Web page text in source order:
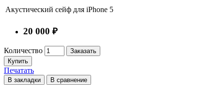
Акустический сейф для iPhone 5
20 000 ₽
Количество
Заказать
Купить
Печатать
В закладки В сравнение